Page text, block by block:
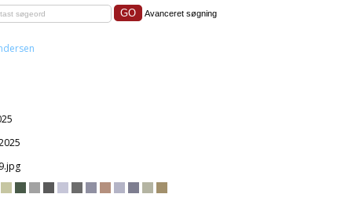
Avanceret søgning